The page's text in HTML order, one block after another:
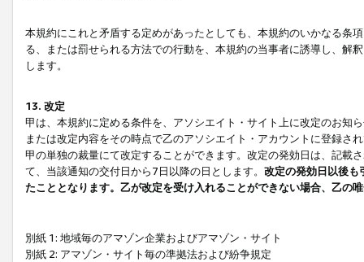
本規約にこれと矛盾する定めがあったとしても、本規約のいかなる条
る、または罰せられる方法での行動を、本規約の当事者に誘導し、解
します。
13. 改定
甲は、本規約に定める条件を、アソシエイト・サイト上に改定のお知
または改定内容をその時点で乙のアソシエイト・アカウントに登録さ
甲の単独の裁量にて改定することができます。改定の発効日は、記載
て、当該通知の交付日から7日以降の日とします。 改定の発効日以後も
たこととなります。乙が改定を受け入れることができない場合、乙の
別紙 1: 地域毎のアマゾン企業およびアマゾン・サイト
別紙 2: アマゾン・サイト毎の準拠法および紛争規定